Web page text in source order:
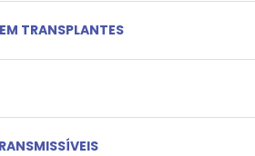
TRANSPLANTES